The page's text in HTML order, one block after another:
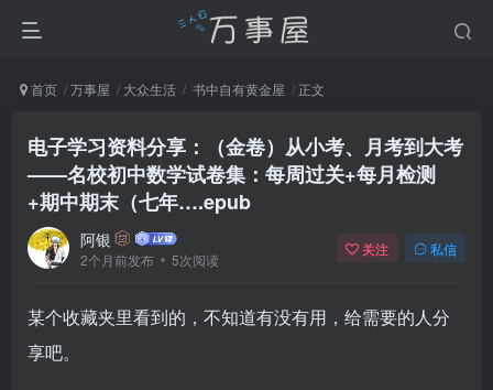
首页 万事屋 大众生活 书中自有黄金屋 正文
电子学习资料分享：（金卷）从小考、月考到大考
——名校初中数学试卷集：每周过关+每月检测
+期中期末（七年….epub
阿银
2个月前发布 5次阅读
关注 私信
某个收藏夹里看到的，不知道有没有用，给需要的人分
享吧。